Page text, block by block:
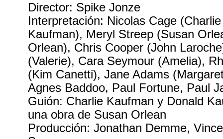
Director: Spike Jonze
Interpretación: Nicolas Cage
Kaufman), Meryl Streep (Susan
Orlean), Chris Cooper (John
(Valerie), Cara Seymour (Amelia),
(Kim Canetti), Jane Adams
Agnes Baddoo, Paul Fortune, Paul
Guión: Charlie Kaufman y Donald
una obra de Susan Orlean
Producción: Jonathan Demme,